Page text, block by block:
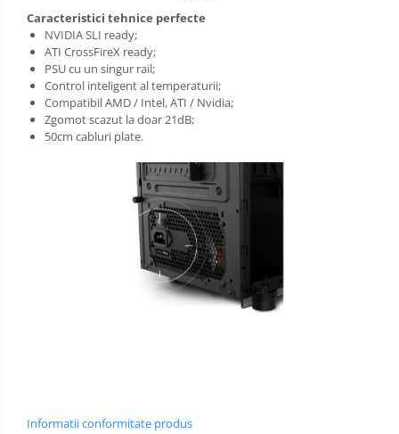
Caracteristici tehnice perfecte
NVIDIA SLI ready;
ATI CrossFireX ready;
PSU cu un singur rail;
Control inteligent al temperaturii;
Compatibil AMD / Intel, ATI / Nvidia;
Zgomot scazut la doar 21dB;
50cm cabluri plate.
Informatii conformitate produs